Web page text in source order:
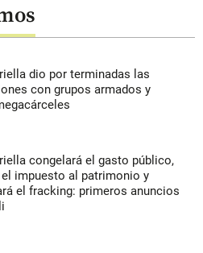
dio por terminadas las
con grupos armados y
congelará el gasto público,
impuesto al patrimonio y
el fracking: primeros anuncios